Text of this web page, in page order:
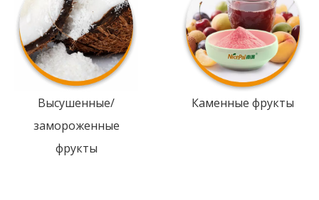
Высушенные/
замороженные
фрукты
Каменные фрукты